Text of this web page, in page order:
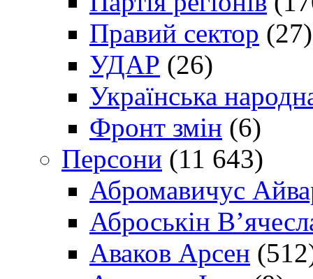
Правий сектор (27)
УДАР (26)
Українська
Фронт змін (6)
Персони (11 643)
Абромавичус
Аброськін
Аваков Арсен